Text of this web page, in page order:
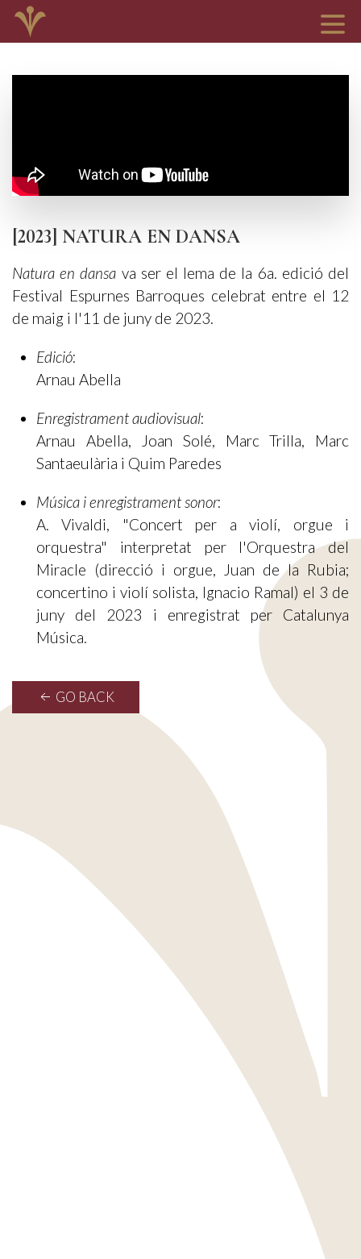
[2023] NATURA EN DANSA
Natura en dansa va ser el lema de la 6a. edició del
Festival Espurnes Barroques celebrat entre el 12
de maig i l'11 de juny de 2023.
Edició:
Arnau Abella
Enregistrament audiovisual:
Arnau Abella, Joan Solé, Marc Trilla, Marc
Santaeulària i Quim Paredes
Música i enregistrament sonor:
A. Vivaldi, "Concert per a violí, orgue i
orquestra" interpretat per l'Orquestra del
Miracle (direcció i orgue, Juan de la Rubia;
concertino i violí solista, Ignacio Ramal) el 3 de
juny del 2023 i enregistrat per Catalunya
Música.
GO BACK